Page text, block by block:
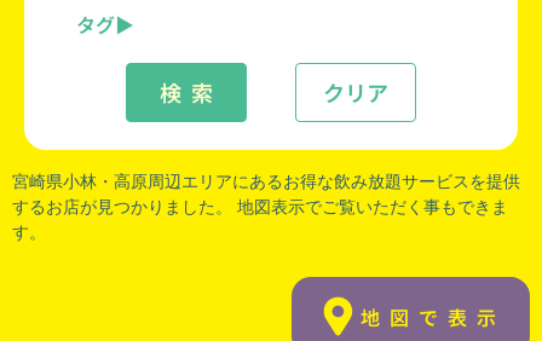
タグ
クリア
検 索
宮崎県小林 ・ 高原周辺エリアにあるお得な飲み放題サービスを提供
するお店が見つかりました。 地図表示でご覧いただく事もできま
す。
地図で表示